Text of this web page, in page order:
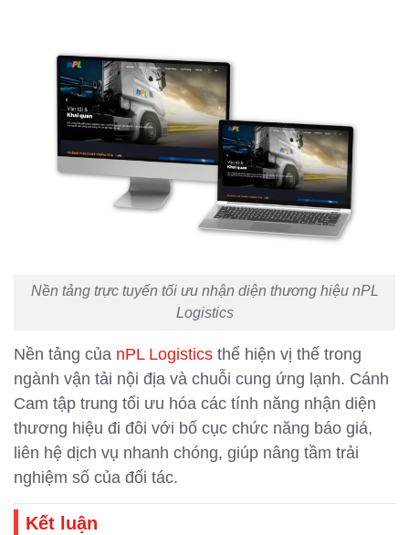
Nền tảng trực tuyến tối ưu nhận diện thương hiệu nPL
Logistics
Nền tảng của nPL Logistics thể hiện vị thế trong
ngành vận tải nội địa và chuỗi cung ứng lạnh. Cánh
Cam tập trung tối ưu hóa các tính năng nhận diện
thương hiệu đi đôi với bố cục chức năng báo giá,
liên hệ dịch vụ nhanh chóng, giúp nâng tầm trải
nghiệm số của đối tác.
Kết luận